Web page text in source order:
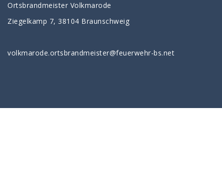
Ortsbrandmeister Volkmarode
Ziegelkamp 7, 38104 Braunschweig
volkmarode.ortsbrandmeister@feuerwehr-bs.net